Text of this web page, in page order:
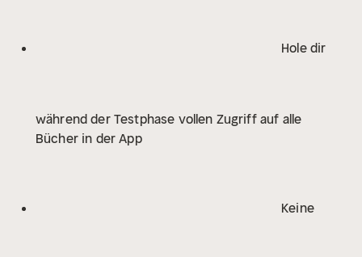
Hole dir
während der Testphase vollen Zugriff auf alle
Bücher in der App
Keine